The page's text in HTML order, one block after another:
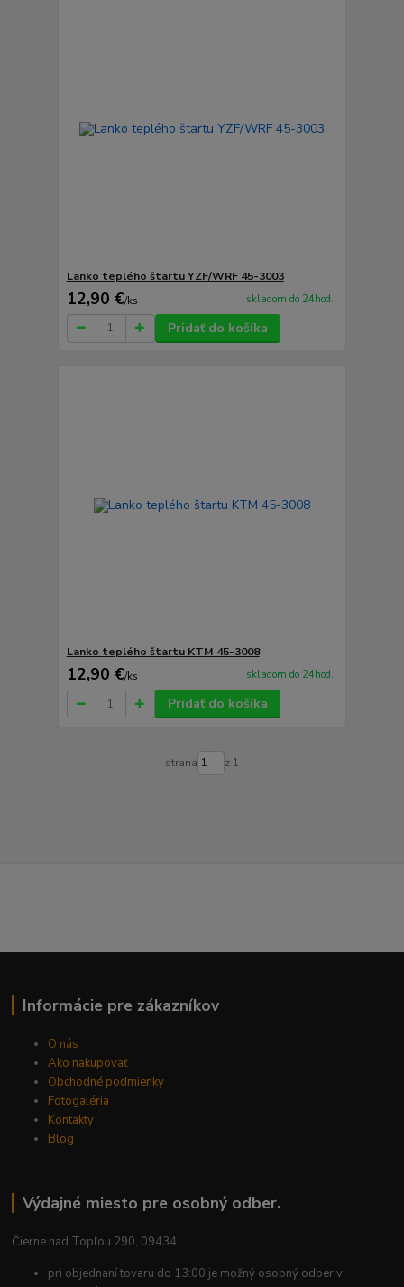
Lanko teplého štartu YZF/WRF 45-3003
12,90 €/ks skladom do 24hod.
Pridať do košíka
Lanko teplého štartu KTM 45-3008
12,90 €/ks skladom do 24hod.
Pridať do košíka
strana z 1
Informácie pre zákazníkov
O nás
Ako nakupovať
Obchodné podmienky
Fotogaléria
Kontakty
Blog
Výdajné miesto pre osobný odber.
Čierne nad Topľou 290, 09434
pri objednaní tovaru do 13:00 je možný osobný odber v